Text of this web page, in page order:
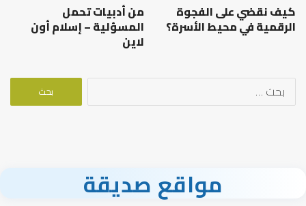
كيف نقضي على الفجوة
الرقمية في محيط الأسرة؟
من أدبيات تحمل
المسؤلية – إسلام أون
لاين
البحث
مواقع صديقة